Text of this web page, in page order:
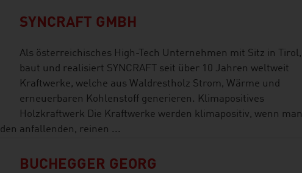
SYNCRAFT GMBH
Als österreichisches High-Tech Unternehmen mit Sitz in Tirol,
baut und realisiert SYNCRAFT seit über 10 Jahren weltweit
Kraftwerke, welche aus Waldrestholz Strom, Wärme und
erneuerbaren Kohlenstoff generieren. Klimapositives
Holzkraftwerk Die Kraftwerke werden klimapositiv, wenn man
den anfallenden, reinen ...
BUCHEGGER GEORG